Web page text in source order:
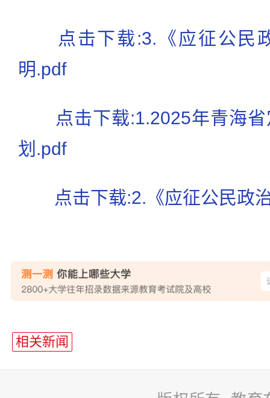
点击下载:3.《应征公民
明.pdf
点击下载:1.2025年青海
划.pdf
点击下载:2.《应征公民政
相关新闻